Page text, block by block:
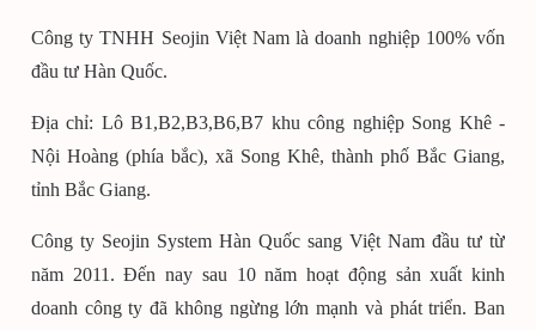
Công ty TNHH Seojin Việt Nam là doanh nghiệp 100% vốn
đầu tư Hàn Quốc.
Địa chỉ: Lô B1,B2,B3,B6,B7 khu công nghiệp Song Khê -
Nội Hoàng (phía bắc), xã Song Khê, thành phố Bắc Giang,
tỉnh Bắc Giang.
Công ty Seojin System Hàn Quốc sang Việt Nam đầu tư từ
năm 2011. Đến nay sau 10 năm hoạt động sản xuất kinh
doanh công ty đã không ngừng lớn mạnh và phát triển. Ban